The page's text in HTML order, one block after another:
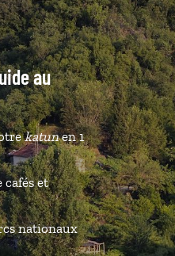
au
katunen 1
et
nationaux